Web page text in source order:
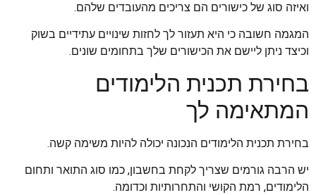
ואיזה סוג של כישורים הם צריכים מהעובדים שלהם.
המגמה חשובה כי היא תעזור לך לחזות שינויים עתידיים בשוק
וכיצד ניתן ליישם את הכישורים שלך בתחומים שונים.
בחירת תכנית הלימודים
המתאימה לך
בחירת תכנית הלימודים הנכונה יכולה להיות משימה קשה.
יש הרבה גורמים שצריך לקחת בחשבון, כמו סוג התואר ותחום
הלימודים, רמת הקושי והתחרותיות וכדומה.